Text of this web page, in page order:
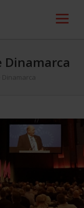
Dinamarca